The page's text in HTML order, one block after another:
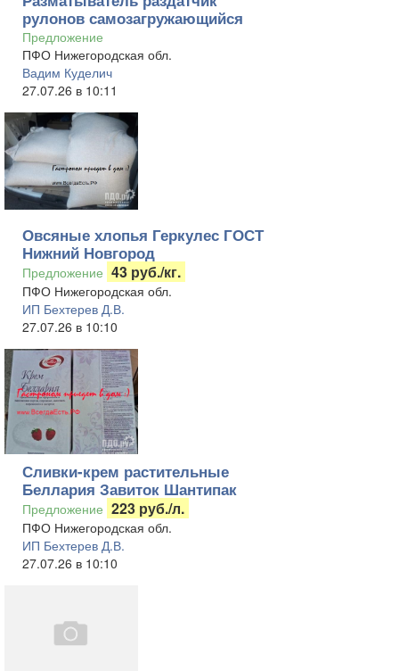
рулонов самозагружающийся
Предложение
ПФО Нижегородская обл.
Вадим Куделич
27.07.26 в 10:11
Овсяные хлопья Геркулес ГОСТ
Нижний Новгород
Предложение 43 руб./кг.
ПФО Нижегородская обл.
ИП Бехтерев Д.В.
27.07.26 в 10:10
Сливки-крем растительные
Беллария Завиток Шантипак
Предложение 223 руб./л.
ПФО Нижегородская обл.
ИП Бехтерев Д.В.
27.07.26 в 10:10